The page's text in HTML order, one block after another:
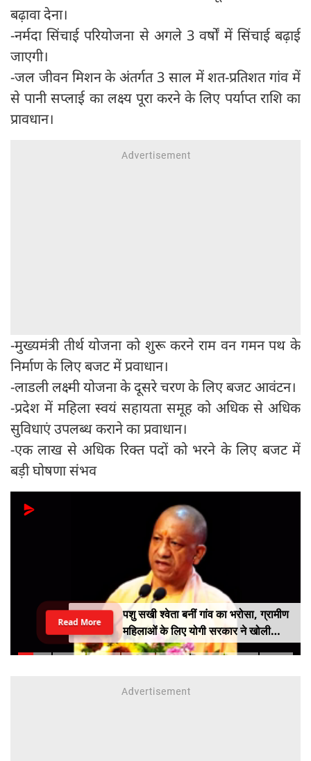
बढ़ावा देना।
-नर्मदा सिंचाई परियोजना से अगले 3 वर्षों में सिंचाई बढ़ाई
जाएगी।
-जल जीवन मिशन के अंतर्गत 3 साल में शत-प्रतिशत गांव में
से पानी सप्लाई का लक्ष्य पूरा करने के लिए पर्याप्त राशि का
प्रावधान।
-मुख्यमंत्री तीर्थ योजना को शुरू करने राम वन गमन पथ के
निर्माण के लिए बजट में प्रवाधान।
-लाडली लक्ष्मी योजना के दूसरे चरण के लिए बजट आवंटन।
-प्रदेश में महिला स्वयं सहायता समूह को अधिक से अधिक
सुविधाएं उपलब्ध कराने का प्रवाधान।
-एक लाख से अधिक रिक्त पदों को भरने के लिए बजट में
बड़ी घोषणा संभव
पशु सखी श्वेता बनीं गांव का भरोसा, ग्रामीण
महिलाओं के लिए योगी सरकार ने खोली
आत्मनिर्भरता की राह
Read More